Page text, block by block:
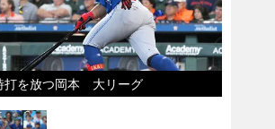
打を放つ岡本 大リーグ